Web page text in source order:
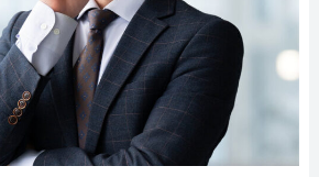
通 福岡支店直通
092-419-2433
おすすめ記事
ングで即日資金調達するための方法